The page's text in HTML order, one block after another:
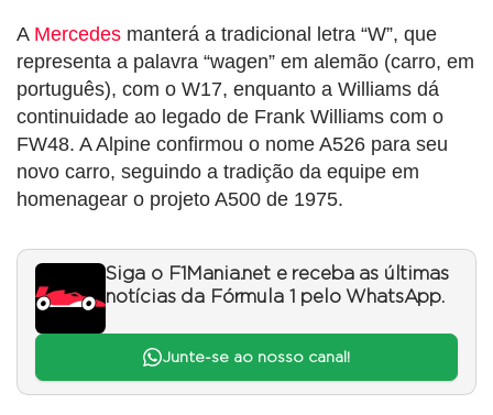
A Mercedes manterá a tradicional letra “W”, que
representa a palavra “wagen” em alemão (carro, em
português), com o W17, enquanto a Williams dá
continuidade ao legado de Frank Williams com o
FW48. A Alpine confirmou o nome A526 para seu
novo carro, seguindo a tradição da equipe em
homenagear o projeto A500 de 1975.
Siga o F1Mania.net e receba as últimas
notícias da Fórmula 1 pelo WhatsApp.
Junte-se ao nosso canal!